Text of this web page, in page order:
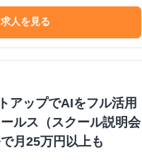
求人を見る
アップでAIをフル活用
ルス（スクール説明会
月25万円以上も